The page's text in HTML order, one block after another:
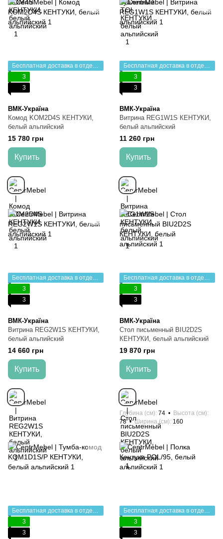
Бесплатная доставка в отделение НП
3
3
ВМК-Україна
Комод KOM2D4S КЕНТУКИ,
белый альпийский
15 780 грн
Купить
Бесплатная доставка в отделение НП
3
3
ВМК-Україна
Витрина REG1W1S КЕНТУКИ,
белый альпийский
11 260 грн
Купить
Бесплатная доставка в отделение НП
3
3
ВМК-Україна
Витрина REG2W1S КЕНТУКИ,
белый альпийский
14 660 грн
Купить
Бесплатная доставка в отделение НП
3
3
ВМК-Україна
Стол письменный BIU2D2S
КЕНТУКИ, белый альпийский
19 870 грн
Купить
Глубина (см) 74
Высота (см)
78
Ширина (см) 160
Бесплатная доставка в отделение НП
3
3
Бесплатная доставка в отделение НП
3
3